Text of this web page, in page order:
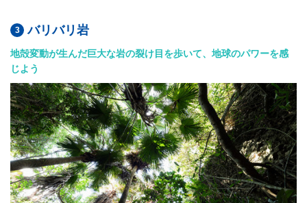
バリバリ岩
地殻変動が生んだ巨大な岩の裂け目を歩いて、地球のパワーを感
じよう